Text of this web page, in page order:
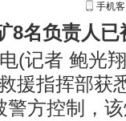
手机
8名负责人已
记者 鲍光翔
援指挥部获
方控制，